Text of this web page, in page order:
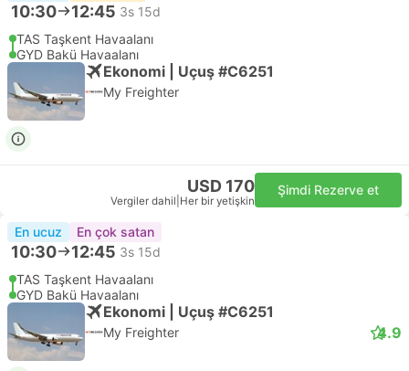
10:30 12:45 3s 15d
TAS Taşkent Havaalanı
GYD Bakü Havaalanı
Ekonomi | Uçuş #C6251
My Freighter
USD 170
Vergiler dahil Her bir yetişkin
Şimdi Rezerve et
En ucuz En çok satan
10:30 12:45 3s 15d
TAS Taşkent Havaalanı
GYD Bakü Havaalanı
Ekonomi | Uçuş #C6251
My Freighter 4.9